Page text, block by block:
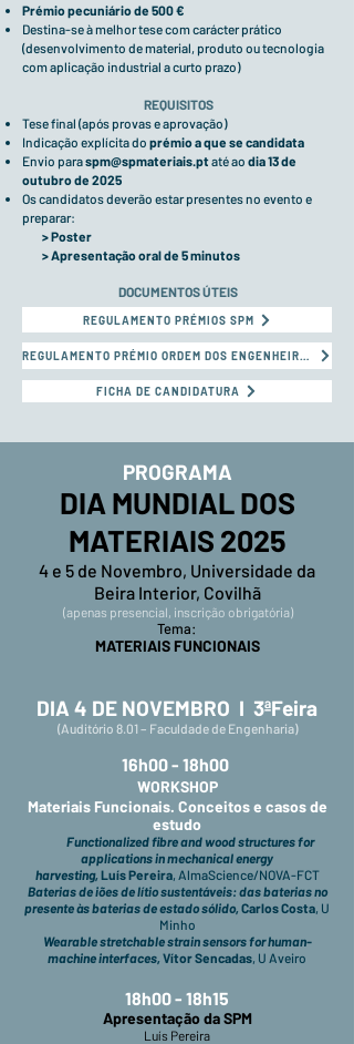
Prémio pecuniário de 500 €
Destina-se à melhor tese com carácter prático
(desenvolvimento de material, produto ou tecnologia
com aplicação industrial a curto prazo)
REQUISITOS
Tese final (após provas e aprovação)
Indicação explícita do prémio a que se candidata
Envio paraspm@spmateriais.ptaté ao dia 13 de
outubro de 2025
Os candidatos deverão estar presentes no evento e
preparar:
> Poster
> Apresentação oral de 5 minutos
DOCUMENTOS ÚTEIS
REGULAMENTO PRÉMIOS SPM
REGULAMENTO PRÉMIO ORDEM DOS ENGENHEIROS
FICHA DE CANDIDATURA
PROGRAMA
DIA MUNDIAL DOS
MATERIAIS 2025
4 e 5 de Novembro, Universidade da
Beira Interior, Covilhã
(apenas presencial, inscrição obrigatória)
Tema:
MATERIAIS FUNCIONAIS
DIA 4 DE NOVEMBRO I 3ªFeira
(Auditório 8.01 – Faculdade de Engenharia)
16h00 - 18h00
WORKSHOP
Materiais Funcionais. Conceitos e casos de
estudo
Functionalized fibre and wood structures for
applications in mechanical energy
harvesting, Luís Pereira, AlmaScience/NOVA-FCT
Baterias de iões de lítio sustentáveis: das baterias no
presente às baterias de estado sólido, Carlos Costa, U
Minho
Wearable stretchable strain sensors for human-
machine interfaces, Vítor Sencadas, U Aveiro
18h00 - 18h15
Apresentação da SPM
Luís Pereira